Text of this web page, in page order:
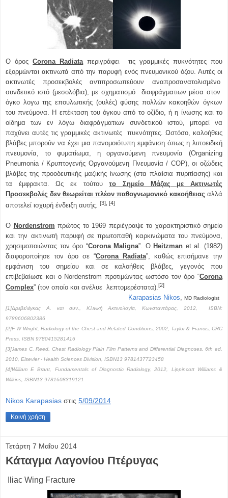
Ο όροςCorona Radiataπεριγράφει τις γραμμικές πυκνότητες που
εξορμώνται ακτινωτά από την παρυφή ενός πνευμονικού όζου. Αυτές οι
ακτινωτές προσεκβολές αντιπροσωπεύουν αναπροσανατολισμένο
συνδετικό ιστό (μεσολόβια), με σχηματισμό διαφράγματιων μέσα στον
όγκο λογω της επουλωτικής (ουλές) φύσης πολλών κακοηθών όγκων
του πνεύμονα. Η επέκταση του όγκου από το οζίδιο, ή η ίνωσης και το
οίδημα των εν λόγω διαφράγματιων συνδετικού ιστού, μπορεί να
παχύνει αυτές τις γραμμικές ακτινωτές πυκνότητες. Ωστόσο, καλοήθεις
βλάβες μπορούν να έχει μια πανομοιότυπη εμφάνιση όπως η λιποειδική
πνευμονία, το φυματίωμα, η οργανούμενη πνευμονία (Organizing
Pneumonia / Κρυπτογενής Οργανούμενη Πνευμονία / COP), οι οζώδεις
βλάβες της προοδευτικής μαζικής ίνωσης (στα πλαίσια πυριτίασης) και
τα έμφρακτα. Ως εκ τούτουτο Σημείο Μάζας με Ακτινωτές
Προσεκβολές δεν θεωρείται πλέον παθογνωμονικό κακοήθειας αλλά
αποτελεί ισχυρή ένδειξη αυτής.
[3], [4]
Ο Nordenstrom πρώτος το 1969 περιέγραψε το χαρακτηριστικό σημείο
και την ακτινωτή παρυφή σε πρωτοπαθή καρκινώματα του πνεύμονα,
χρησιμοποιώντας τον όρο “Corona Maligna”. ΟHeitzman et al. (1982)
διαφοροποίησε τον όρο σε “Corona Radiata”, καθώς επισήμανε την
εμφάνιση του σημείου και σε καλοήθεις βλάβες, γεγονός που
επιβεβαίωσε και ο Nordenstrom προτιμώντας ωστόσο τον όρο “Corona
Complex” (τον οποίο και ανέλυε λεπτομερέστατα).[2]
Karapasias Nikos, MD Radiologist
[1]Δρεβελέγκας Α. και συν., Κλινική Ακτινολογία, Κωνσταντάρας, 2012, ISBN:
9789606802386
[2]F W Wright, Radiology of the Chest and Related Conditions, 2002, Taylor & Francis, CRC
Press, ISBN 9780415281416
[3]James C. Reed, Chest Radiology Plain Film Patterns and Differential Diagnoses, 6th ed,
2010, Elsevier - Health Sciences Division, ISBN13 9781437723458
[4]William E Brant, Fundamentals of Diagnostic Radiology, 2012, Lippincott Williams &
Wilkins, ISBN13 9781608319121
Nikos Karapasias στις 5/09/2014
Κοινή χρήση
Τετάρτη 7 Μαΐου 2014
Κάταγμα Λαγονίου Πτέρυγας
Iliac Wing Fracture